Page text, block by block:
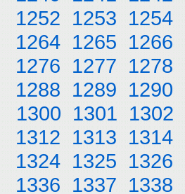
1252 1253 1254
1264 1265 1266
1276 1277 1278
1288 1289 1290
1300 1301 1302
1312 1313 1314
1324 1325 1326
1336 1337 1338